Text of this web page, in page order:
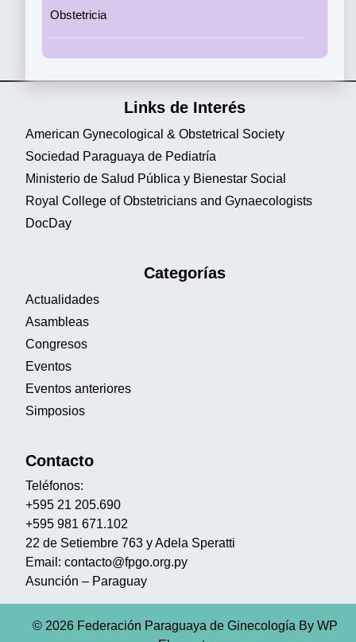
Obstetricia
Links de Interés
American Gynecological & Obstetrical Society
Sociedad Paraguaya de Pediatría
Ministerio de Salud Pública y Bienestar Social
Royal College of Obstetricians and Gynaecologists
DocDay
Categorías
Actualidades
Asambleas
Congresos
Eventos
Eventos anteriores
Simposios
Contacto
Teléfonos:
+595 21 205.690
+595 981 671.102
22 de Setiembre 763 y Adela Speratti
Email: contacto@fpgo.org.py
Asunción – Paraguay
© 2026 Federación Paraguaya de Ginecología By WP